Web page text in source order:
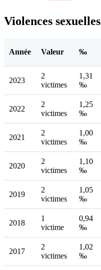
Violences sexuelles
Année Valeur ‰
2023
2
victimes
1,31
‰
2022
2
victimes
1,25
‰
2021
2
victimes
1,00
‰
2020
2
victimes
1,10
‰
2019
2
victimes
1,05
‰
2018
1
victime
0,94
‰
2017
2
victimes
1,02
‰